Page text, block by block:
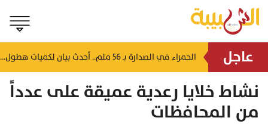
عاجل منذ ٤٩ دقيقة الحمراء في الصدارة بـ 56 ملم.. أحدث بيان لكميات هطول الأمطار بسلطنة عُمان
نشاط خلايا رعدية عميقة على عدداً
من المحافظات